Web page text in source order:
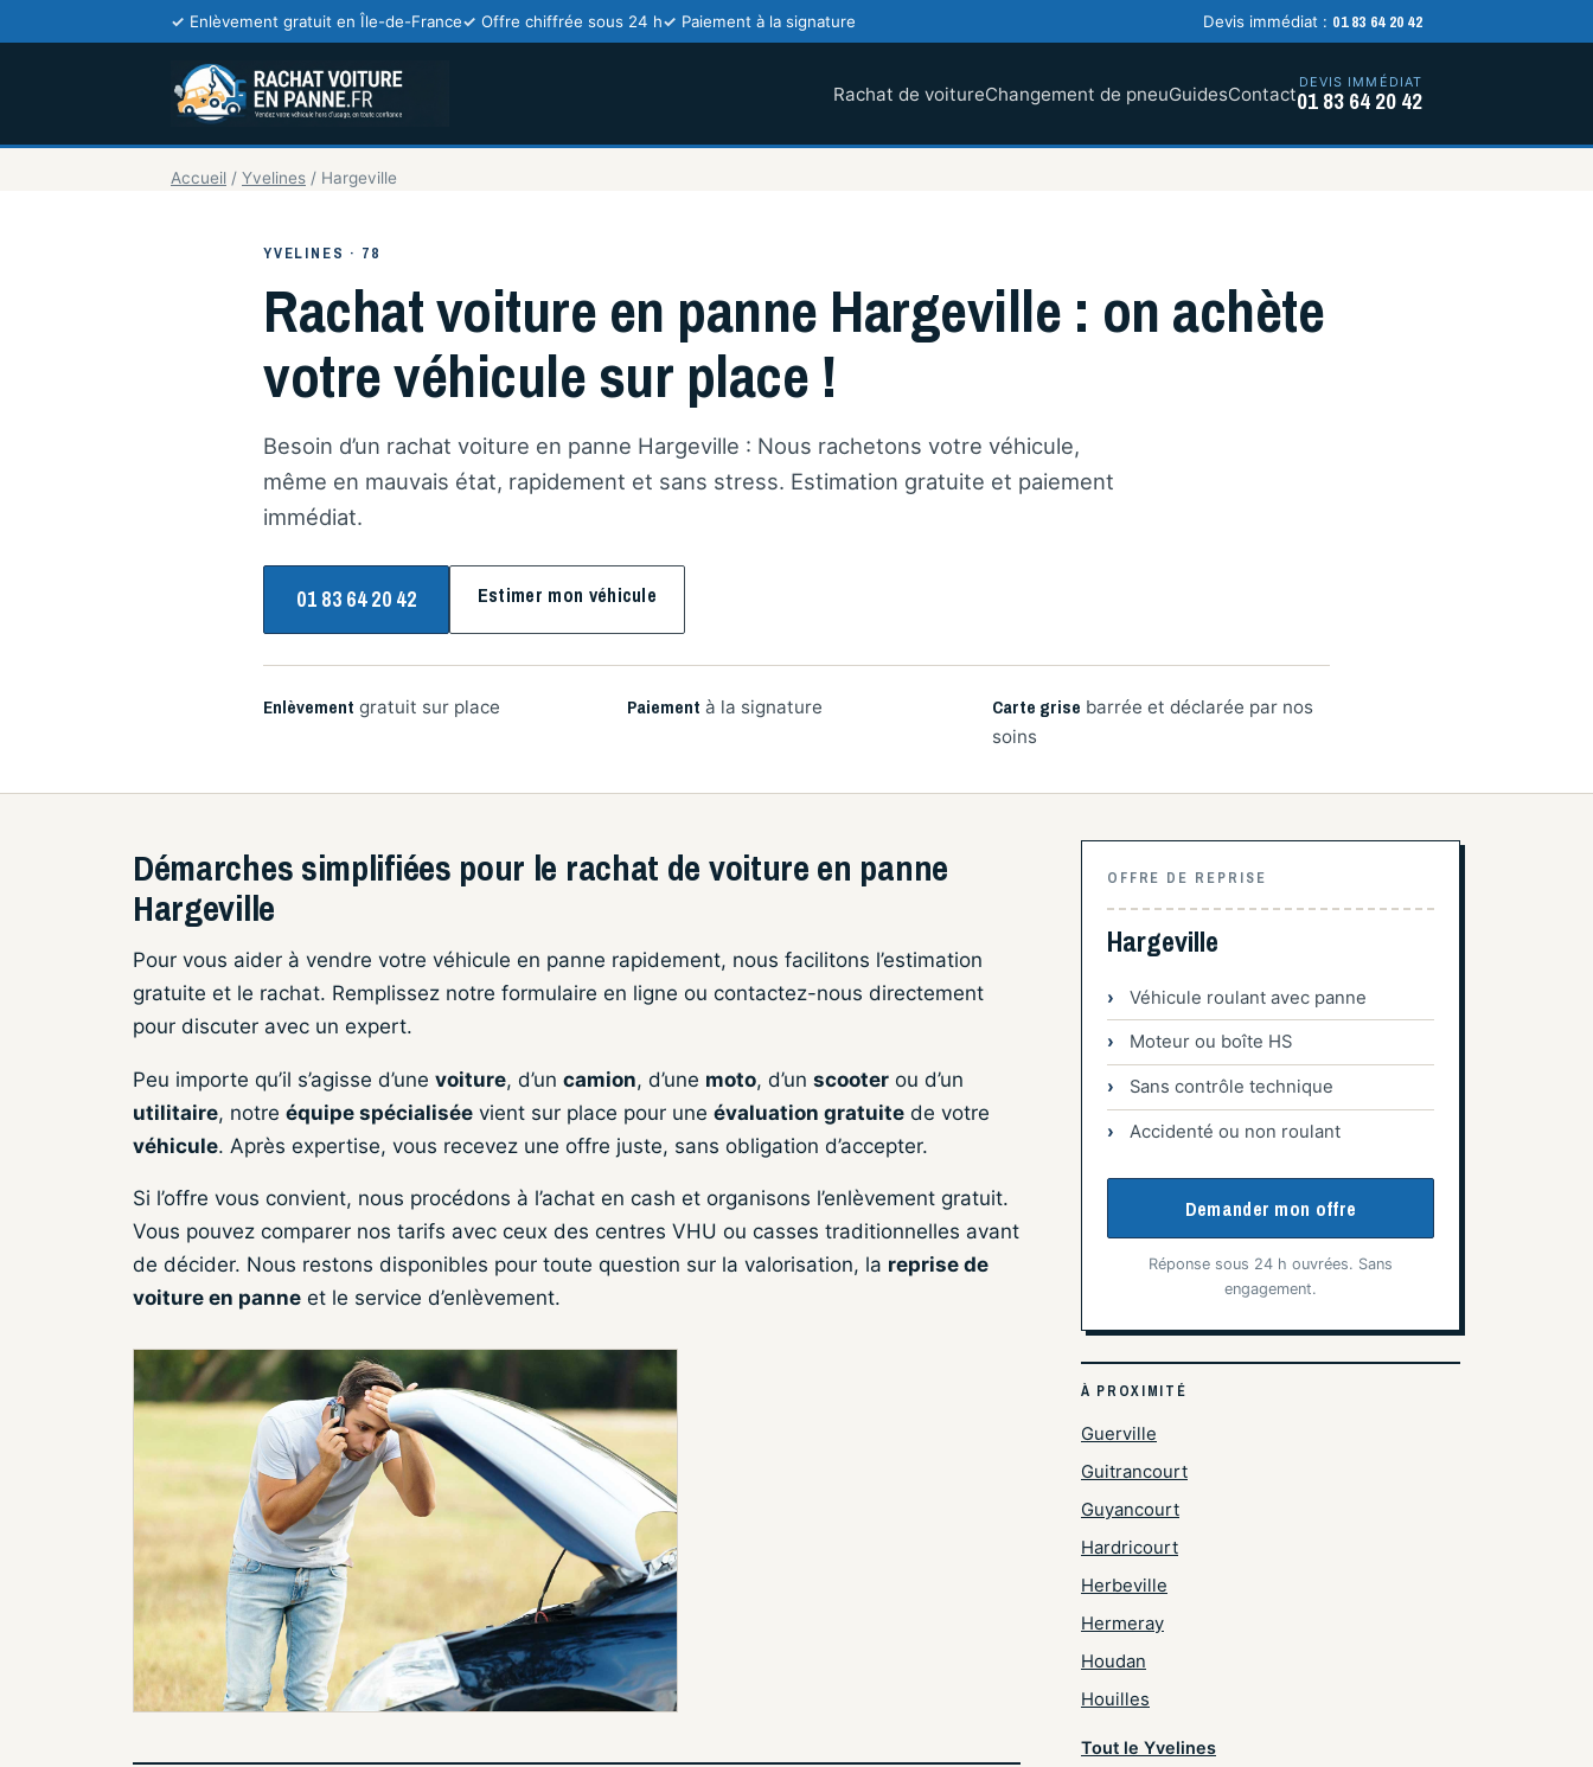
Enlèvement gratuit en Île-de-France Offre chiffrée sous 24 h Paiement à la signature Devis immédiat : 01 83 64 20 42
Rachat de voitureChangement de pneuGuidesContact
DEVIS IMMÉDIAT
01 83 64 20 42
Accueil / Yvelines / Hargeville
YVELINES · 78
Rachat voiture en panne Hargeville : on achète
votre véhicule sur place !
Besoin d’un rachat voiture en panne Hargeville : Nous rachetons votre véhicule,
même en mauvais état, rapidement et sans stress. Estimation gratuite et paiement
immédiat.
01 83 64 20 42 Estimer mon véhicule
Enlèvement gratuit sur place Paiement à la signature Carte grise barrée et déclarée par nos
soins
Démarches simplifiées pour le rachat de voiture en panne
Hargeville
Pour vous aider à vendre votre véhicule en panne rapidement, nous facilitons l’estimation
gratuite et le rachat. Remplissez notre formulaire en ligne ou contactez-nous directement
pour discuter avec un expert.
Peu importe qu’il s’agisse d’une voiture, d’un camion, d’une moto, d’un scooter ou d’un
utilitaire, notre équipe spécialisée vient sur place pour une évaluation gratuite de votre
véhicule. Après expertise, vous recevez une offre juste, sans obligation d’accepter.
Si l’offre vous convient, nous procédons à l’achat en cash et organisons l’enlèvement gratuit.
Vous pouvez comparer nos tarifs avec ceux des centres VHU ou casses traditionnelles avant
de décider. Nous restons disponibles pour toute question sur la valorisation, la reprise de
voiture en panne et le service d’enlèvement.
OFFRE DE REPRISE
Hargeville
Véhicule roulant avec panne
Moteur ou boîte HS
Sans contrôle technique
Accidenté ou non roulant
Demander mon offre
Réponse sous 24 h ouvrées. Sans
engagement.
À PROXIMITÉ
Guerville
Guitrancourt
Guyancourt
Hardricourt
Herbeville
Hermeray
Houdan
Houilles
Tout le Yvelines